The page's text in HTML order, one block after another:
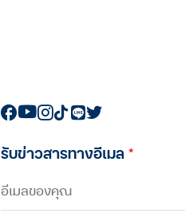
รับข่าวสารทางอีเมล*